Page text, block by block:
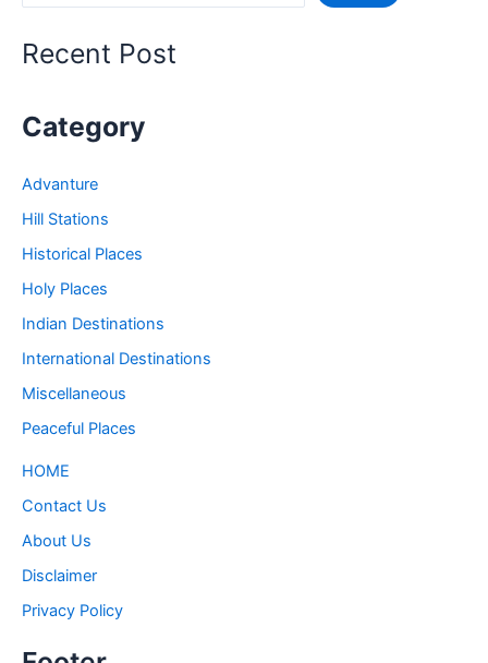
Recent Post
Category
Advanture
Hill Stations
Historical Places
Holy Places
Indian Destinations
International Destinations
Miscellaneous
Peaceful Places
HOME
Contact Us
About Us
Disclaimer
Privacy Policy